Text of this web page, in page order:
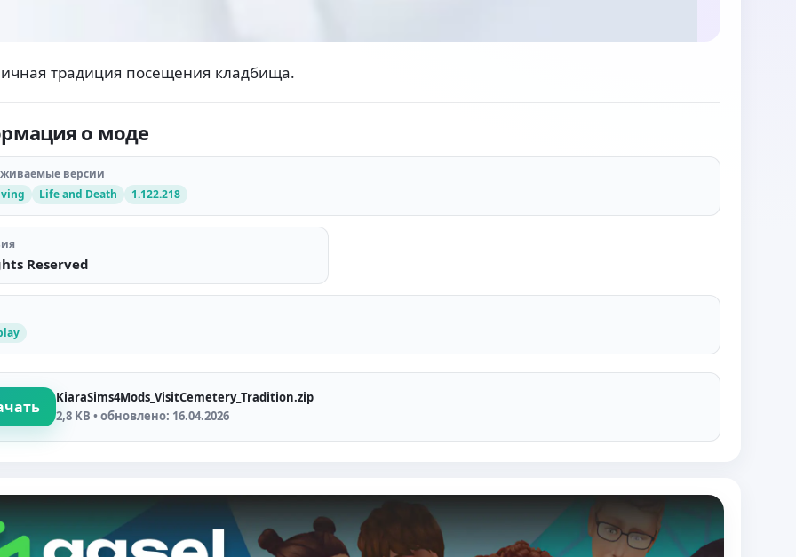
традиция посещения кладбища.
о моде
версии
Life and Death 1.122.218
Reserved
KiaraSims4Mods_VisitCemetery_Tradition.zip
2,8 KB • обновлено: 16.04.2026